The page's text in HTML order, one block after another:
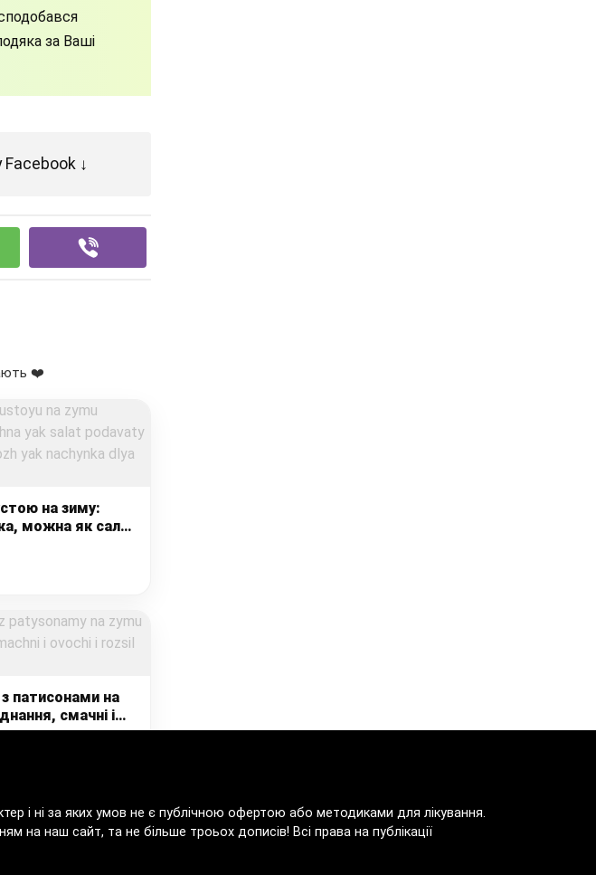
за Ваші
↓
❤️
на зиму:
можна як салат
а також
– супер
патисонами на
смачні і
і ні за яких умов не є публічною офертою або методиками для лікування.
на наш сайт, та не більше троьох дописів! Всі права на публікації